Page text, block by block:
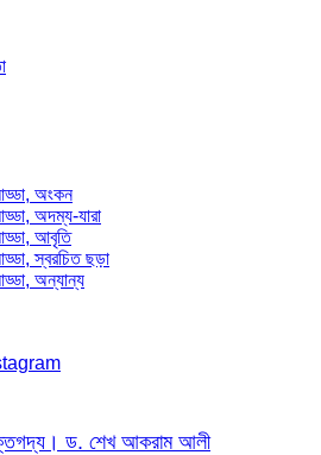
অংকন
অদম্য-যারা
আবৃতি
স্বরচিত ছড়া
অন্যান্য
ড. শেখ আকরাম আলী